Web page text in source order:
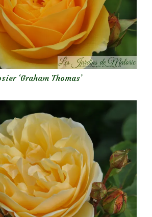
‘Graham Thomas’